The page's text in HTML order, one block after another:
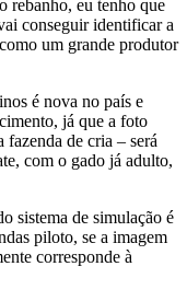
rebanho, eu tenho que
conseguir identificar a
um grande produtor
é nova no país e
já que a foto
fazenda de cria – será
com o gado já adulto,
sistema de simulação é
piloto, se a imagem
corresponde à